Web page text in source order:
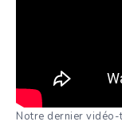
Notre dernier